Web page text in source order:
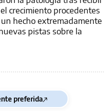
crecimiento procedentes
hecho extremadamente
pistas sobre la
preferida